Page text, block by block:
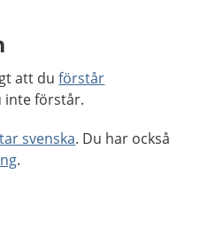
att duförstår
inte förstår.
svenska. Du har också
.